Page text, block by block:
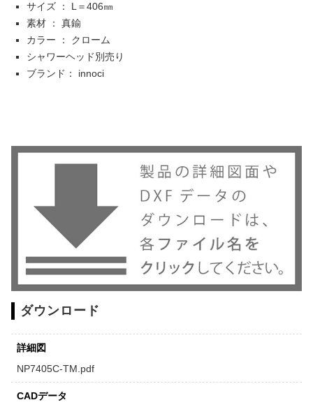
サイズ ： L＝406㎜
素材 ： 真鍮
カラー ： クローム
シャワーヘッド別売り
ブランド： innoci
ダウンロード
詳細図
NP7405C-TM.pdf
CADデータ